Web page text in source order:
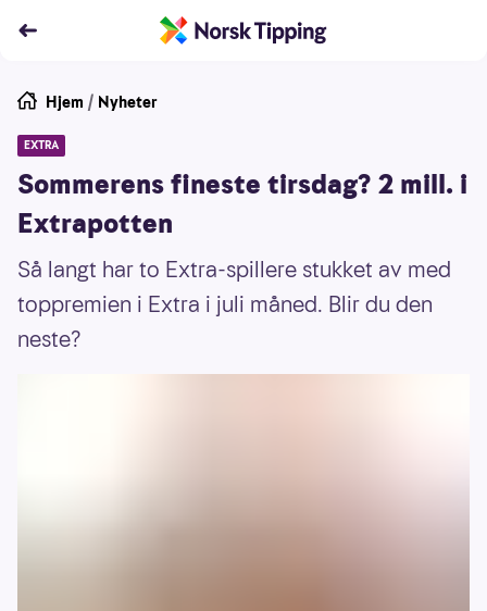
Hjem / Nyheter
EXTRA
Sommerens fineste tirsdag? 2 mill. i
Extrapotten
Så langt har to Extra-spillere stukket av med
toppremien i Extra i juli måned. Blir du den
neste?